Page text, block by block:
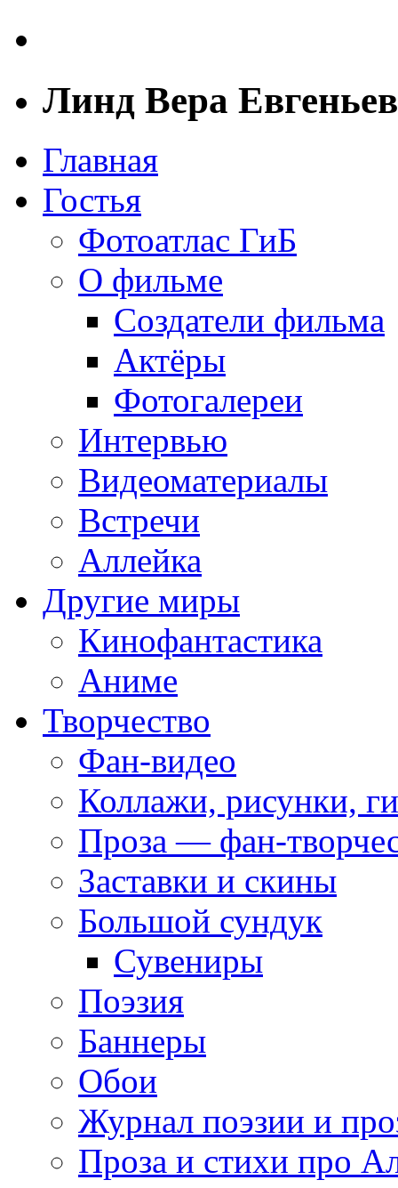
Линд Вера
Главная
Гостья
Фотоатлас ГиБ
О фильме
Создатели фильма
Актёры
Фотогалереи
Интервью
Видеоматериалы
Встречи
Аллейка
Другие миры
Кинофантастика
Аниме
Творчество
Фан-видео
Коллажи, рисунки,
Проза — фан-
Заставки и скины
Большой сундук
Сувениры
Поэзия
Баннеры
Обои
Журнал поэзии и
Проза и стихи про